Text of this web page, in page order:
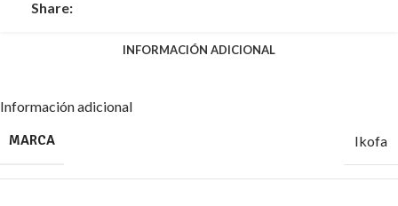
Share:
INFORMACIÓN ADICIONAL
Información adicional
MARCA Ikofa